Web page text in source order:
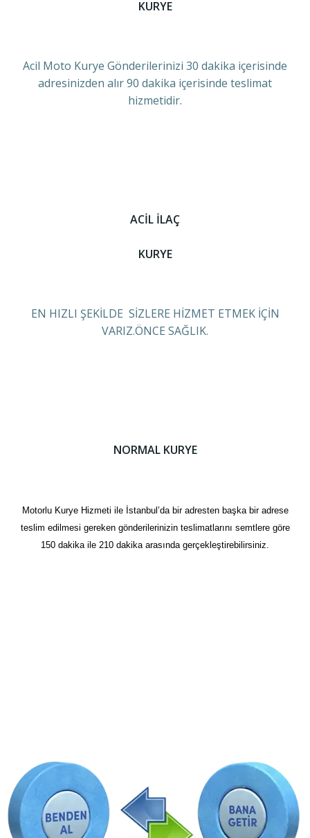
KURYE
Acil Moto Kurye Gönderilerinizi 30 dakika içerisinde
adresinizden alır 90 dakika içerisinde teslimat
hizmetidir.
ACİL İLAÇ
KURYE
EN HIZLI ŞEKİLDE SİZLERE HİZMET ETMEK İÇİN
VARIZ.ÖNCE SAĞLIK.
NORMAL KURYE
Motorlu Kurye Hizmeti ile İstanbul’da bir adresten başka bir adrese
teslim edilmesi gereken gönderilerinizin teslimatlarını semtlere göre
150 dakika ile 210 dakika arasında gerçekleştirebilirsiniz.